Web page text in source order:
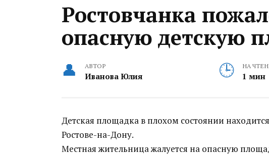
Ростовчанка
опасную детскую
АВТОР
Иванова Юлия
НА
1 мин
Детская площадка в плохом состоянии
Ростове-на-Дону.
Местная жительница жалуется на опасную